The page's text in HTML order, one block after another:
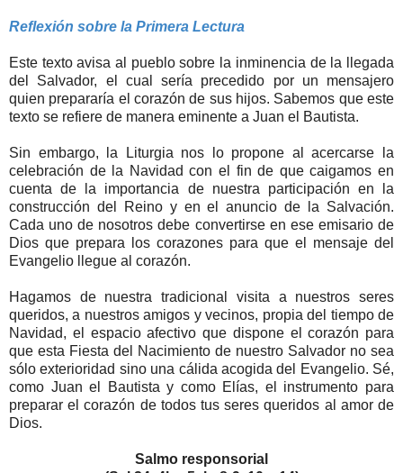
Reflexión sobre la Primera Lectura
Este texto avisa al pueblo sobre la inminencia de la llegada
del Salvador, el cual sería precedido por un mensajero
quien prepararía el corazón de sus hijos. Sabemos que este
texto se refiere de manera eminente a Juan el Bautista.
Sin embargo, la Liturgia nos lo propone al acercarse la
celebración de la Navidad con el fin de que caigamos en
cuenta de la importancia de nuestra participación en la
construcción del Reino y en el anuncio de la Salvación.
Cada uno de nosotros debe convertirse en ese emisario de
Dios que prepara los corazones para que el mensaje del
Evangelio llegue al corazón.
Hagamos de nuestra tradicional visita a nuestros seres
queridos, a nuestros amigos y vecinos, propia del tiempo de
Navidad, el espacio afectivo que dispone el corazón para
que esta Fiesta del Nacimiento de nuestro Salvador no sea
sólo exterioridad sino una cálida acogida del Evangelio. Sé,
como Juan el Bautista y como Elías, el instrumento para
preparar el corazón de todos tus seres queridos al amor de
Dios.
Salmo responsorial